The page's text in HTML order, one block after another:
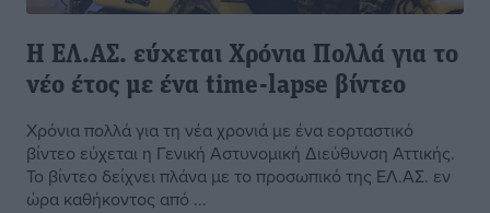
Η ΕΛ.ΑΣ. εύχεται Χρόνια Πολλά για το
νέο έτος με ένα time-lapse βίντεο
Χρόνια πολλά για τη νέα χρονιά με ένα εορταστικό
βίντεο εύχεται η Γενική Αστυνομική Διεύθυνση Αττικής.
Το βίντεο δείχνει πλάνα με το προσωπικό της ΕΛ.ΑΣ. εν
ώρα καθήκοντος από ...